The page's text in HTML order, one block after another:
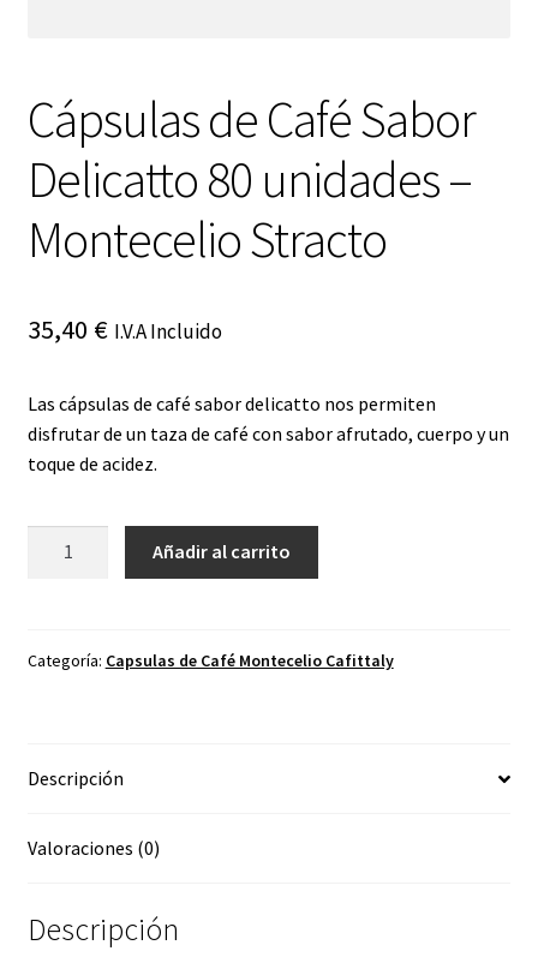
Cápsulas de Café Sabor
Delicatto 80 unidades –
Montecelio Stracto
35,40 € I.V.A Incluido
Las cápsulas de café sabor delicatto nos permiten
disfrutar de un taza de café con sabor afrutado, cuerpo y un
toque de acidez.
Delicatto
Montecelio
cantidad
Añadir al carrito
Categoría: Capsulas de Café Montecelio Cafittaly
Descripción
Valoraciones (0)
Descripción